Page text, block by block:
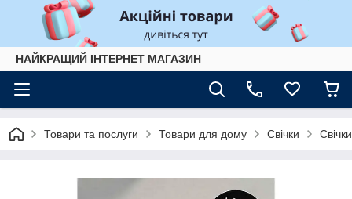
НАЙКРАЩИЙ ІНТЕРНЕТ МАГАЗИН
Товари та послуги Товари для дому Свічки